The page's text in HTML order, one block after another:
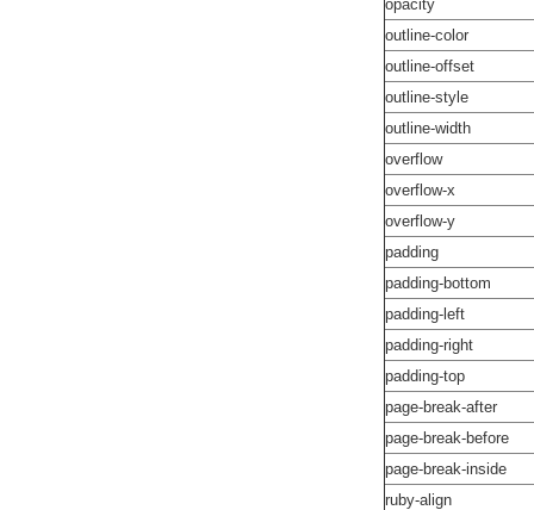
opacity
outline-color
outline-offset
outline-style
outline-width
overflow
overflow-x
overflow-y
padding
padding-bottom
padding-left
padding-right
padding-top
page-break-after
page-break-before
page-break-inside
ruby-align